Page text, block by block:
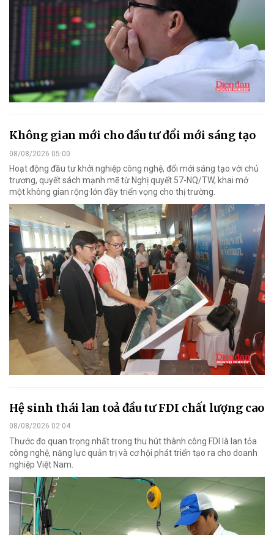
Không gian mới cho đầu tư đổi mới sáng tạo
08/08/2026 05:00
Hoạt động đầu tư khởi nghiệp công nghệ, đổi mới sáng tạo với chủ
trương, quyết sách mạnh mẽ từ Nghị quyết 57-NQ/TW, khai mở
một không gian rộng lớn đầy triển vọng cho thị trường.
Hệ sinh thái lan toả đầu tư FDI chất lượng cao
08/08/2026 02:04
Thước đo quan trọng nhất trong thu hút thành công FDI là lan tỏa
công nghệ, năng lực quản trị và cơ hội phát triển tạo ra cho doanh
nghiệp Việt Nam.